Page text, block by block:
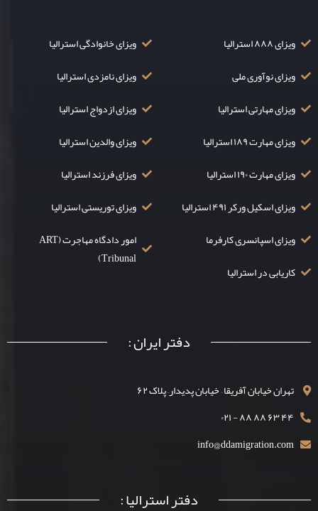
ویزای ۸۸۸ استرالیا
ویزای نوآوری ملی
ویزای مهارتی استرالیا
ویزای مهارت ۱۸۹ استرالیا
ویزای مهارت ۱۹۰ استرالیا
ویزای اسکیل ورکر ۴۹۱ استرالیا
ویزای اسپانسری کارفرما
کاریابی در استرالیا
ویزای خانوادگی استرالیا
ویزای نامزدی استرالیا
ویزای ازدواج استرالیا
ویزای والدین استرالیا
ویزای فرزند استرالیا
ویزای توریستی استرالیا
امور دادگاه مهاجرت (ART
Tribunal)
دفتر ایران :
تهران خیابان آفریقا – خیابان پدیدار– پلاک ۶۲
۴۴ ۶۳ ۸۸ ۸۸ - ۰۲۱
info@ddamigration.com
دفتر استرالیا :